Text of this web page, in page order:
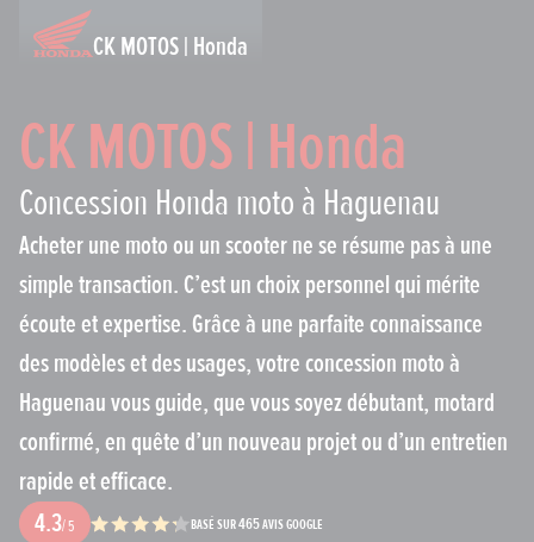
CK MOTOS | Honda
CK MOTOS | Honda
Concession Honda moto à Haguenau
Acheter une moto ou un scooter ne se résume pas à une
simple transaction. C’est un choix personnel qui mérite
écoute et expertise. Grâce à une parfaite connaissance
des modèles et des usages, votre concession moto à
Haguenau vous guide, que vous soyez débutant, motard
confirmé, en quête d’un nouveau projet ou d’un entretien
rapide et efficace.
4.3/ 5 basé sur 465 avis Google